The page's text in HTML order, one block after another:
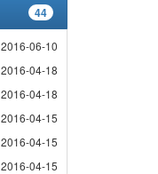
44
2016-06-10
2016-04-18
2016-04-18
2016-04-15
2016-04-15
2016-04-15